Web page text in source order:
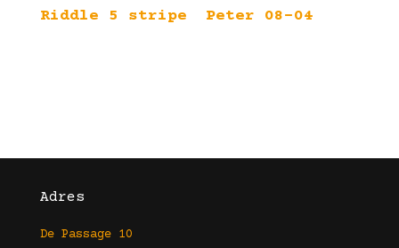
Riddle 5 stripe
Peter 08-04
Adres
De Passage 10